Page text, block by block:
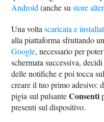
Android (anche sustore
Una voltascaricata e
alla piattaforma sfruttando
Google, necessario per
schermata successiva,
delle notifiche e poi tocca
creare il tuo primo adesivo:
pigia sul pulsanteConsenti
presenti sul dispositivo.